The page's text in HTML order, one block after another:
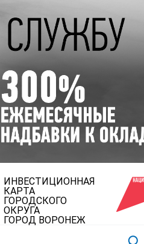
ИНВЕСТИЦИОННАЯ
КАРТА
ГОРОДСКОГО
ОКРУГА
ГОРОД ВОРОНЕЖ